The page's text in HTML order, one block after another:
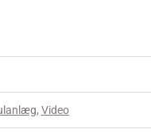
, Video